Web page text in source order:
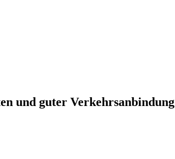
und guter Verkehrsanbindung